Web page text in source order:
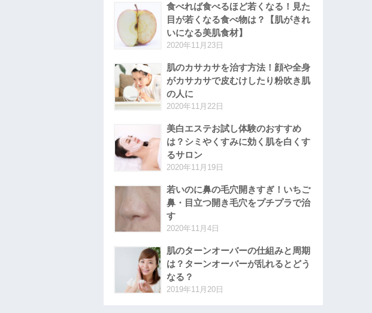
食べれば食べるほど若くなる！見た
目が若くなる食べ物は？【肌がきれ
いになる美肌食材】
2020年11月23日
肌のカサカサを治す方法！顔や全身
がカサカサで皮むけしたり粉吹き肌
の人に
2020年11月22日
美白エステお試し体験のおすすめ
は？シミやくすみに効く肌を白くす
るサロン
2020年11月19日
若いのに鼻の毛穴開きすぎ！いちご
鼻・目立つ開き毛穴をプチプラで治
す
2020年11月4日
肌のターンオーバーの仕組みと周期
は？ターンオーバーが乱れるとどう
なる？
2019年11月20日